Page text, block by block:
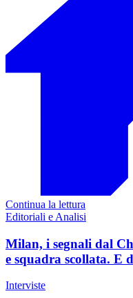
Continua la lettura
Editoriali e Analisi
Milan, i segnali dal
e squadra scollata. E
Interviste